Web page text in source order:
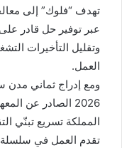
تهدف “فلوك” إلى
عبر توفير حل قادر
وتقليل التأخيرات
العمل.
ومع إدراج ثماني مدن
2026 الصادر عن
المملكة تسريع تبنّي
تقدم العمل في سلسلة